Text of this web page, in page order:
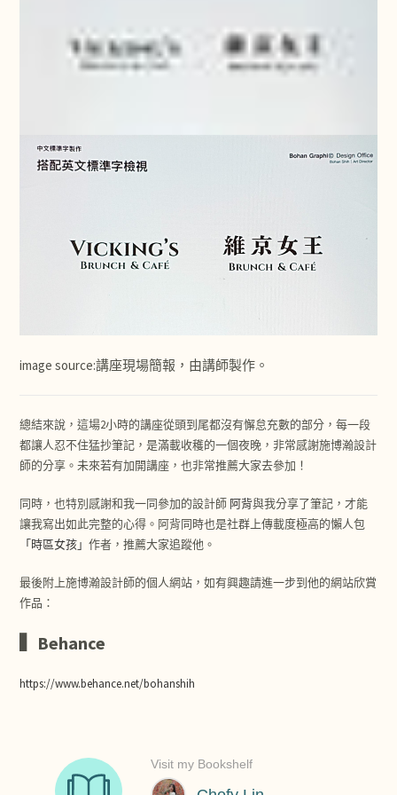
image source:講座現場簡報，由講師製作。
總結來說，這場2小時的講座從頭到尾都沒有懈怠充數的部分，每一段
都讓人忍不住猛抄筆記，是滿載收穫的一個夜晚，非常感謝施博瀚設計
師的分享。未來若有加開講座，也非常推薦大家去參加！
同時，也特別感謝和我一同參加的設計師 阿背與我分享了筆記，才能
讓我寫出如此完整的心得。阿背同時也是社群上傳載度極高的懶人包
「時區女孩」作者，推薦大家追蹤他。
最後附上施博瀚設計師的個人網站，如有興趣請進一步到他的網站欣賞
作品：
▍Behance
https://www.behance.net/bohanshih